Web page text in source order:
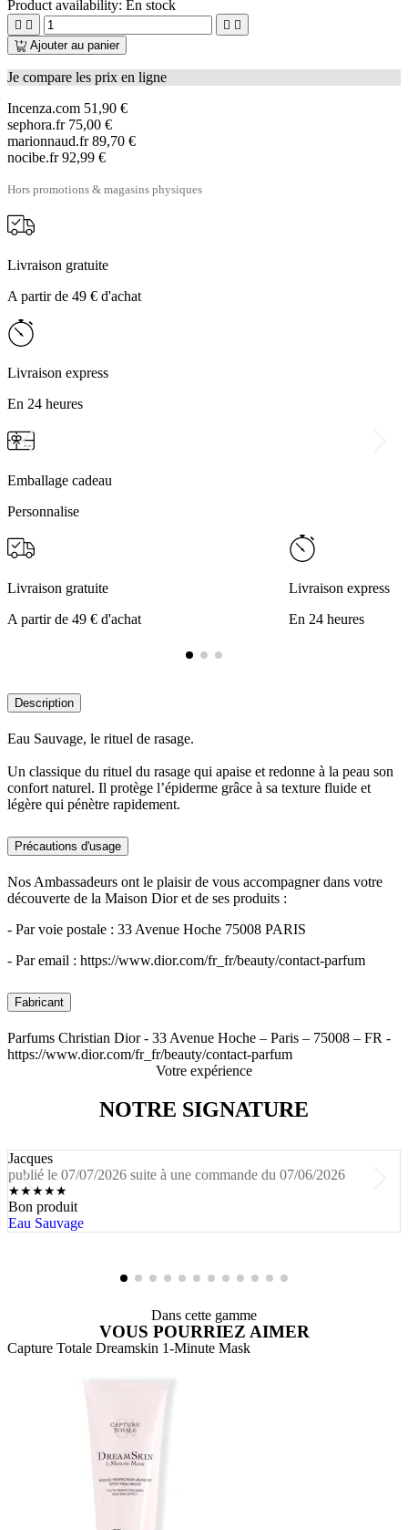
Product availability: En stock
   
Ajouter au panier
Je compare les prix en ligne
Incenza.com 51,90 €
sephora.fr 75,00 €
marionnaud.fr 89,70 €
nocibe.fr 92,99 €
Hors promotions & magasins physiques
Livraison gratuite
A partir de 49 € d'achat
Livraison express
En 24 heures
Emballage cadeau
Personnalise
Livraison gratuite
A partir de 49 € d'achat
Livraison express
En 24 heures
Description
Eau Sauvage, le rituel de rasage.
Un classique du rituel du rasage qui apaise et redonne à la peau son
confort naturel. Il protège l’épiderme grâce à sa texture fluide et
légère qui pénètre rapidement.
Précautions d'usage
Nos Ambassadeurs ont le plaisir de vous accompagner dans votre
découverte de la Maison Dior et de ses produits :
- Par voie postale : 33 Avenue Hoche 75008 PARIS
- Par email : https://www.dior.com/fr_fr/beauty/contact-parfum
Fabricant
Parfums Christian Dior - 33 Avenue Hoche – Paris – 75008 – FR -
https://www.dior.com/fr_fr/beauty/contact-parfum
Votre expérience
NOTRE SIGNATURE
Jacques
publié le 07/07/2026 suite à une commande du 07/06/2026
★★★★★
Bon produit
Eau Sauvage
Dans cette gamme
VOUS POURRIEZ AIMER
Capture Totale Dreamskin 1-Minute Mask